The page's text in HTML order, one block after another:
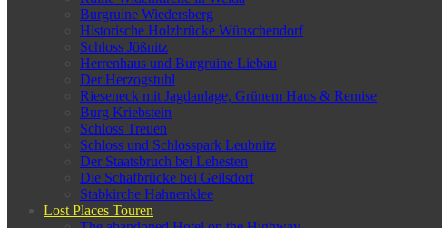
Burgruine Wiedersberg
Historische Holzbrücke Wünschendorf
Schloss Jößnitz
Herrenhaus und Burgruine Liebau
Der Herzogstuhl
Rieseneck mit Jagdanlage, Grünem Haus & Remise
Burg Kriebstein
Schloss Treuen
Schloss und Schlosspark Leubnitz
Der Staatsbruch bei Lehesten
Die Schafbrücke bei Geilsdorf
Stabkirche Hahnenklee
Lost Places Touren